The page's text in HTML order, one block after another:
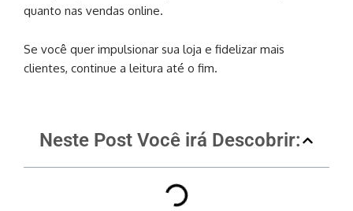
quanto nas vendas online.
Se você quer impulsionar sua loja e fidelizar mais
clientes, continue a leitura até o fim.
Neste Post Você irá Descobrir: